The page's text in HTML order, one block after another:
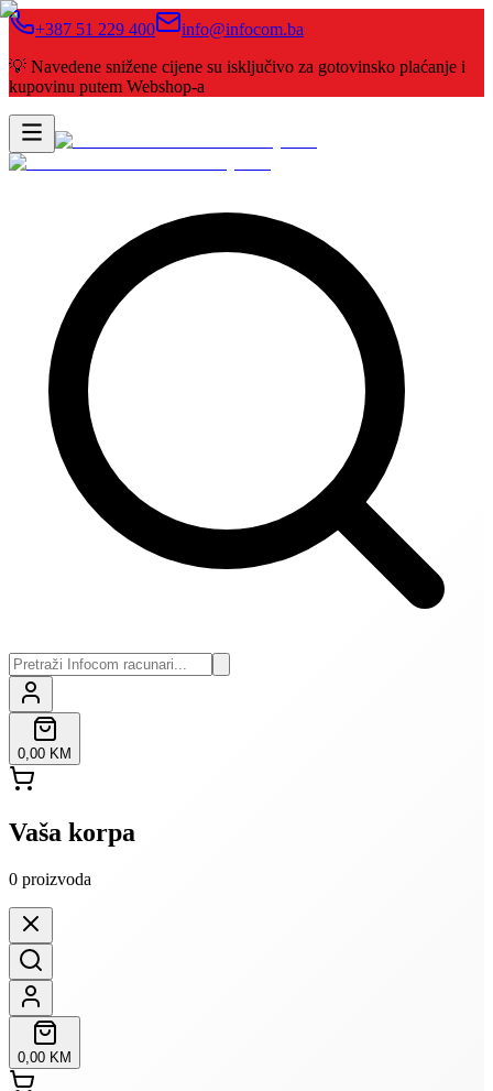
+387 51 229 400
info@infocom.ba
💡 Navedene snižene cijene su isključivo za gotovinsko plaćanje i
kupovinu putem Webshop-a
0,00 KM
Vaša korpa
0 proizvoda
0,00 KM